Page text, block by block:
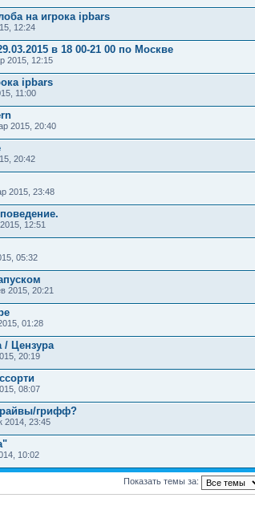
на игрока ipbars
12:24
в 18 00-21 00 по Москве
2015, 12:15
ipbars
11:00
2015, 20:40
20:42
2015, 23:48
12:51
05:32
2015, 20:21
01:28
/ Цензура
20:19
08:07
грифф?
2014, 23:45
10:02
Показать темы за: